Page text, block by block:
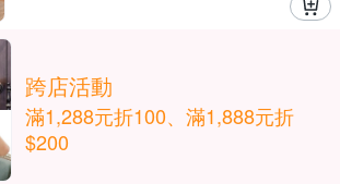
跨店活動
滿1,288元折100、滿1,888元折
$200